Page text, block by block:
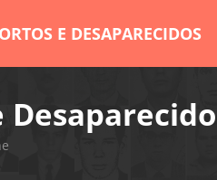
E DESAPARECIDOS